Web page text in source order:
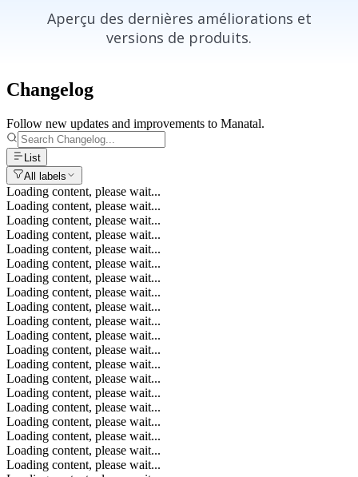
Aperçu des dernières améliorations et
versions de produits.